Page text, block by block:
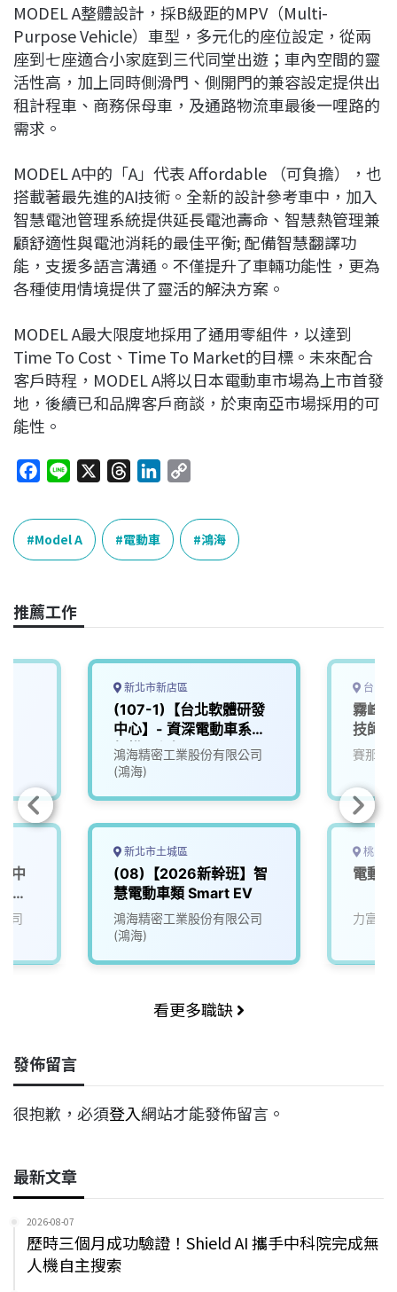
MODEL A整體設計，採B級距的MPV（Multi-
Purpose Vehicle）車型，多元化的座位設定，從兩
座到七座適合小家庭到三代同堂出遊；車內空間的靈
活性高，加上同時側滑門、側開門的兼容設定提供出
租計程車、商務保母車，及通路物流車最後一哩路的
需求。
MODEL A中的「A」代表 Affordable （可負擔），也
搭載著最先進的AI技術。全新的設計參考車中，加入
智慧電池管理系統提供延長電池壽命、智慧熱管理兼
顧舒適性與電池消耗的最佳平衡; 配備智慧翻譯功
能，支援多語言溝通。不僅提升了車輛功能性，更為
各種使用情境提供了靈活的解決方案。
MODEL A最大限度地採用了通用零組件，以達到
Time To Cost、Time To Market的目標。未來配合
客戶時程，MODEL A將以日本電動車市場為上市首發
地，後續已和品牌客戶商談，於東南亞市場採用的可
能性。
c
e
b
o
k
n
e
r
e
a
n
e
n
p
y
L
k
Model A 電動車 鴻海
推薦工作
中
架
司
新北市新店區
(107-1)【台北軟體研發
中心】- 資深電動車系統
架構工程師
鴻海精密工業股份有限公司
(鴻海)
新北市土城區
(08)【2026新幹班】智
慧電動車類 Smart EV
鴻海精密工業股份有限公司
(鴻海)
台中
霧峰
技師
賽那美
桃園
電動
力富得
看更多職缺
發佈留言
很抱歉，必須登入網站才能發佈留言。
最新文章
2026-08-07
歷時三個月成功驗證！Shield AI 攜手中科院完成無
人機自主搜索